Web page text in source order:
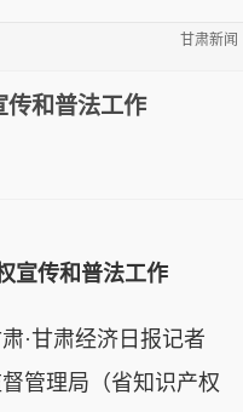
甘肃新闻
传和普法工作
宣传和普法工作
肃·甘肃经济日报记者
管理局（省知识产权